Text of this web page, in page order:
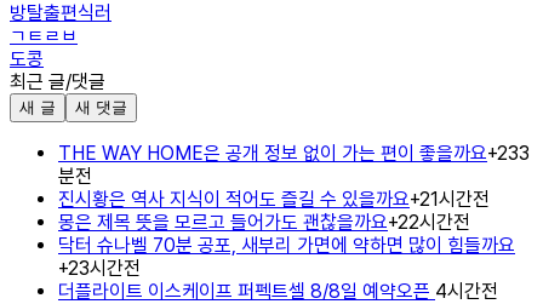
방탈출편식러
ㄱㅌㄹㅂ
도콩
최근 글/댓글
새 글 새 댓글
THE WAY HOME은 공개 정보 없이 가는 편이 좋을까요+233
분전
진시황은 역사 지식이 적어도 즐길 수 있을까요+21시간전
몽은 제목 뜻을 모르고 들어가도 괜찮을까요+22시간전
닥터 슈나벨 70분 공포, 새부리 가면에 약하면 많이 힘들까요
+23시간전
더플라이트 이스케이프 퍼펙트셀 8/8일 예약오픈 4시간전